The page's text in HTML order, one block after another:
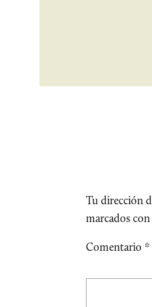
Tu dirección
marcados con
Comentario *